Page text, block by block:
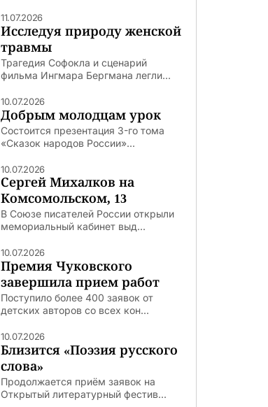
11.07.2026
Исследуя природу женской
травмы
Трагедия Софокла и сценарий
фильма Ингмара Бергмана легли...
10.07.2026
Добрым молодцам урок
Состоится презентация 3-го тома
«Сказок народов России»...
10.07.2026
Сергей Михалков на
Комсомольском, 13
В Союзе писателей России открыли
мемориальный кабинет выд...
10.07.2026
Премия Чуковского
завершила прием работ
Поступило более 400 заявок от
детских авторов со всех кон...
10.07.2026
Близится «Поэзия русского
слова»
Продолжается приём заявок на
Открытый литературный фестив...